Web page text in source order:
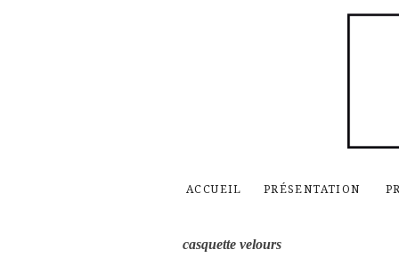
ACCUEIL PRÉSENTATION
casquette velours